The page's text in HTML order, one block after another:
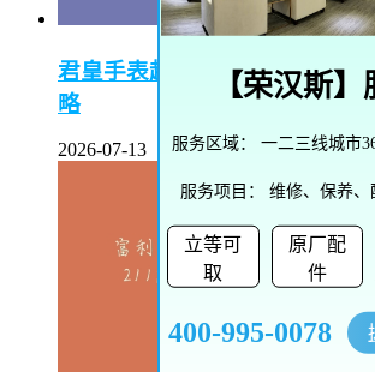
君皇手表起雾了怎么办–君皇手
略
2026-07-13
【荣汉斯】
服务区域： 一二三线城市
服务项目： 维修、保养、
立等可
取
原厂配
件
400-995-0078